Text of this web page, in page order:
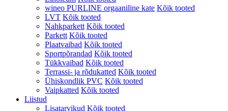
wineo PURLINE orgaaniline kate Kõik tooted
LVT Kõik tooted
Nahkparkett Kõik tooted
Parkett Kõik tooted
Plaatvaibad Kõik tooted
Sportpõrandad Kõik tooted
Tükkvaibad Kõik tooted
Terrassi- ja rõdukatted Kõik tooted
Ühiskondlik PVC Kõik tooted
Vaipkatted Kõik tooted
Liistud
Lisatarvikud Kõik tooted